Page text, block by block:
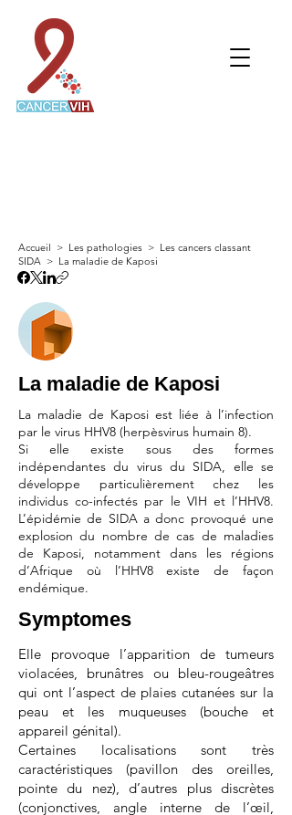
Accueil > Les pathologies > Les cancers classant
SIDA > La maladie de Kaposi
La maladie de Kaposi
La maladie de Kaposi est liée à l’infection
par le virus HHV8 (herpèsvirus humain 8).
Si elle existe sous des formes
indépendantes du virus du SIDA, elle se
développe particulièrement chez les
individus co-infectés par le VIH et l’HHV8.
L’épidémie de SIDA a donc provoqué une
explosion du nombre de cas de maladies
de Kaposi, notamment dans les régions
d’Afrique où l’HHV8 existe de façon
endémique.
Symptomes
Elle provoque l’apparition de tumeurs
violacées, brunâtres ou bleu-rougeâtres
qui ont l’aspect de plaies cutanées sur la
peau et les muqueuses (bouche et
appareil génital).
Certaines localisations sont très
caractéristiques (pavillon des oreilles,
pointe du nez), d’autres plus discrètes
(conjonctives, angle interne de l’œil,